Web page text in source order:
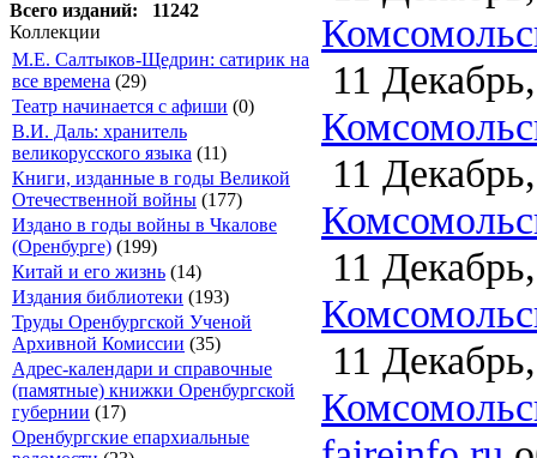
Всего изданий: 11242
Коллекции
М.Е. Салтыков-Щедрин: сатирик на
все времена (29)
Театр начинается с афиши (0)
В.И. Даль: хранитель
великорусского языка (11)
Книги, изданные в годы Великой
Отечественной войны (177)
Издано в годы войны в Чкалове
(Оренбурге) (199)
Китай и его жизнь (14)
Издания библиотеки (193)
Труды Оренбургской Ученой
Архивной Комиссии (35)
Адрес-календари и справочные
(памятные) книжки Оренбургской
губернии (17)
Оренбургские епархиальные
11
11
11
11